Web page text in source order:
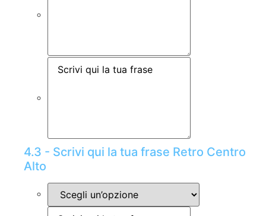
4.3 - Scrivi qui la tua frase Retro Centro
Alto